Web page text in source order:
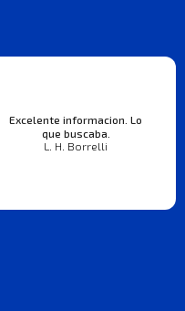
Excelente informacion. Lo
que buscaba.
L. H. Borrelli